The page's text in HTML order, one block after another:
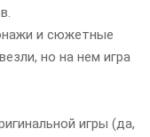
и сюжетные
но на нем игра
игры (да,